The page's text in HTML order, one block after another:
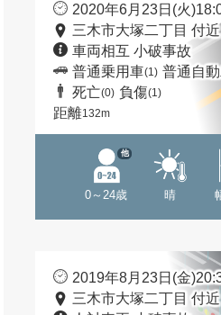
2020年6月23日(火
三木市大塚二丁目 付近
車両相互 小破事故
普通乗用車(1) 普通自
死亡(0) 負傷(1)
距離132m
0～24歳
他
晴
2019年8月23日(金
三木市大塚二丁目 付近